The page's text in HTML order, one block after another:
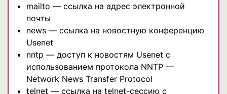
mailto — ссылка на адрес электронной
почты
news — ссылка на новостную конференцию
Usenet
nntp — доступ к новостям Usenet с
использованием протокола NNTP —
Network News Transfer Protocol
telnet — ссылка на telnet-сессию с